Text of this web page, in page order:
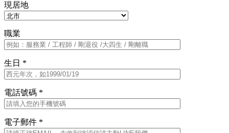
現居地
職業
生日 *
電話號碼 *
電子郵件 *